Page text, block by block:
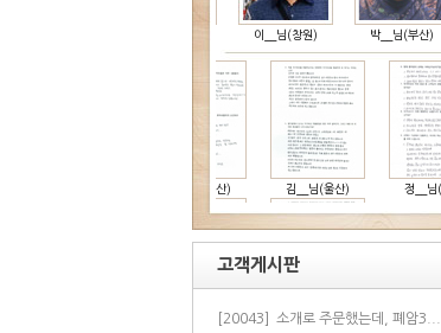
이__님(창원) 박__님(부산)
김__님(울산) 정__님(익산)
고__님(완도)
고객게시판
[20043] 소개로 주문했는데, 폐암3...